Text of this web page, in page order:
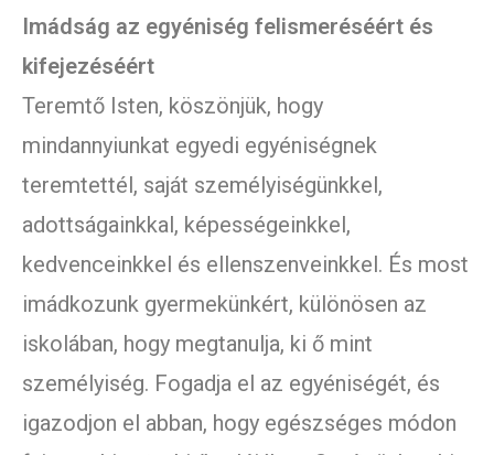
Imádság az egyéniség felismeréséért és
kifejezéséért
Teremtő Isten, köszönjük, hogy
mindannyiunkat egyedi egyéniségnek
teremtettél, saját személyiségünkkel,
adottságainkkal, képességeinkkel,
kedvenceinkkel és ellenszenveinkkel. És most
imádkozunk gyermekünkért, különösen az
iskolában, hogy megtanulja, ki ő mint
személyiség. Fogadja el az egyéniségét, és
igazodjon el abban, hogy egészséges módon